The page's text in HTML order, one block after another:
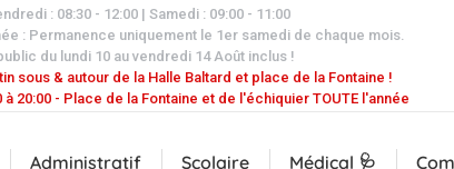
: 08:30 - 12:00 | Samedi : 09:00 - 11:00
: Permanence uniquement le 1er samedi de chaque mois.
du lundi 10 au vendredi 14 Août inclus !
sous & autour de la Halle Baltard et place de la Fontaine !
20:00 - Place de la Fontaine et de l'échiquier TOUTE l'année
Administratif Scolaire Médical 🩺